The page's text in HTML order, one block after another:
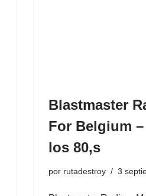
Blastmaster
For Belgium
los 80,s
por rutadestroy 3